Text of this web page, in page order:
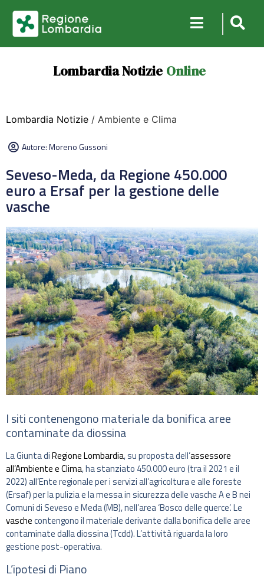
Lombardia Notizie Online
Lombardia Notizie / Ambiente e Clima
Autore:Moreno Gussoni
Seveso-Meda, da Regione 450.000
euro a Ersaf per la gestione delle
vasche
I siti contenengono materiale da bonifica aree
contaminate da diossina
La Giunta diRegione Lombardia, su proposta dell’assessore
all’Ambiente e Clima, ha stanziato 450.000 euro (tra il 2021 e il
2022) all’Ente regionale per i servizi all’agricoltura e alle foreste
(Ersaf) per la pulizia e la messa in sicurezza delle vasche A e B nei
Comuni di Seveso e Meda (MB), nell’area ‘Bosco delle querce’. Le
vaschecontengono il materiale derivante dalla bonifica delle aree
contaminate dalla diossina (Tcdd). L’attività riguarda la loro
gestione post-operativa.
L’ipotesi di Piano